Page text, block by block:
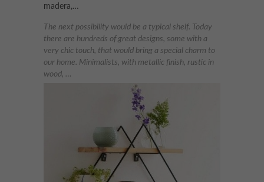
madera,…
The next possibility would be a typical shelf. Today
there are hundreds of great designs, some with a
very chic touch, that would bring a special charm to
our home. Minimalists, with metallic finish, rustic in
wood, …